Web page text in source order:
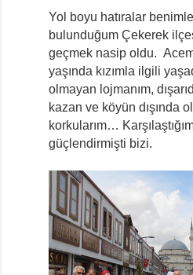
Yol boyu hatıralar
bulunduğum Çekerek
geçmek nasip oldu.
yaşında kızımla ilgili
olmayan lojmanım,
kazan ve köyün dışında
korkularım…
güçlendirmişti bizi.